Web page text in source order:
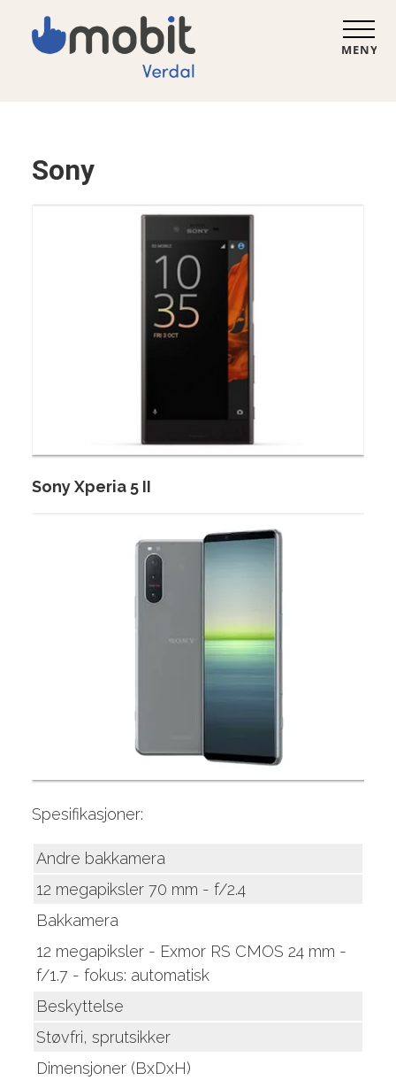
MENY
Sony
Sony Xperia 5 II
Spesifikasjoner:
Andre bakkamera
12 megapiksler 70 mm - f/2.4
Bakkamera
12 megapiksler - Exmor RS CMOS 24 mm -
f/1.7 - fokus: automatisk
Beskyttelse
Støvfri, sprutsikker
Dimensjoner (BxDxH)